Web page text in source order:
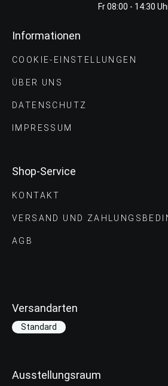
Fr 08:00 - 14:30
Informationen
COOKIE-EINSTELLUNGEN
ÜBER UNS
DATENSCHUTZ
IMPRESSUM
Shop-Service
KONTAKT
VERSAND UND
AGB
Versandarten
Standard
Ausstellungsraum